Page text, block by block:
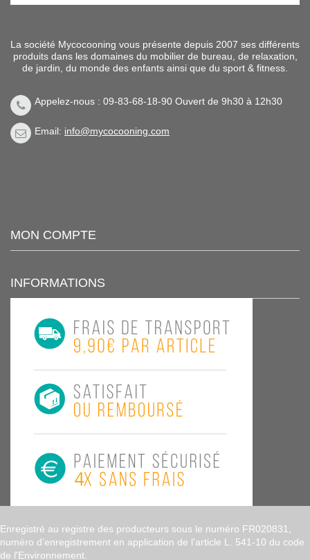
La société Mycocooning vous présente depuis 2007 ses différents
produits dans les domaines du mobilier de bureau, de relaxation,
de jardin, du monde des enfants ainsi que du sport & fitness.
Appelez-nous : 09-83-68-18-90 Ouvert de 9h30 à 12h30
Email: info@mycocooning.com
MON COMPTE
INFORMATIONS
Enregistré au registre des producteurs sous le numéro FR020831,
numéro d’enregistrement en application de l’article L. 541-10 du code
de l'Environnement.